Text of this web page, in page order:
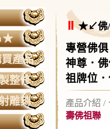
產品
整修
雕刻
★↙佛/
專營佛
神尊．
祖牌位
產品介紹 /
壽佛祖聯